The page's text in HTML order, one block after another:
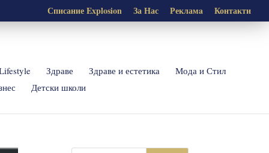
Списание Explosion За Нас Рекламa Контакти
Здраве Здраве и естетика
Мода и Стил
Детски школи